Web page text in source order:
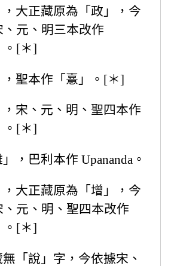
，大正藏原為「政」，今
、元、明三本改作
。[＊]
，聖本作「憙」。[＊]
，宋、元、明、聖四本作
。[＊]
」，巴利本作 Upananda。
，大正藏原為「增」，今
、元、明、聖四本改作
。[＊]
「說」字，今依據宋、